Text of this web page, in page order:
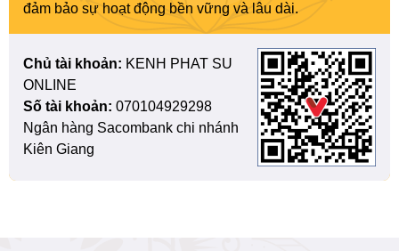
đảm bảo sự hoạt động bền vững và lâu dài.
Chủ tài khoản: KENH PHAT SU
ONLINE
Số tài khoản: 070104929298
Ngân hàng Sacombank chi nhánh
Kiên Giang